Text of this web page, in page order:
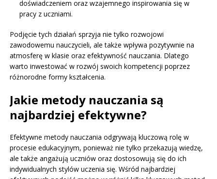
doświadczeniem oraz wzajemnego inspirowania się w
pracy z uczniami.
Podjęcie tych działań sprzyja nie tylko rozwojowi
zawodowemu nauczycieli, ale także wpływa pozytywnie na
atmosferę w klasie oraz efektywność nauczania. Dlatego
warto inwestować w rozwój swoich kompetencji poprzez
różnorodne formy kształcenia.
Jakie metody nauczania są
najbardziej efektywne?
Efektywne metody nauczania odgrywają kluczową rolę w
procesie edukacyjnym, ponieważ nie tylko przekazują wiedzę,
ale także angażują uczniów oraz dostosowują się do ich
indywidualnych stylów uczenia się. Wśród najbardziej